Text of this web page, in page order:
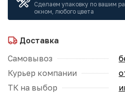
Сделаем упаковку по вашим
окном, любого цвета
Доставка
Самовывоз
Курьер компании
ТК на выбор